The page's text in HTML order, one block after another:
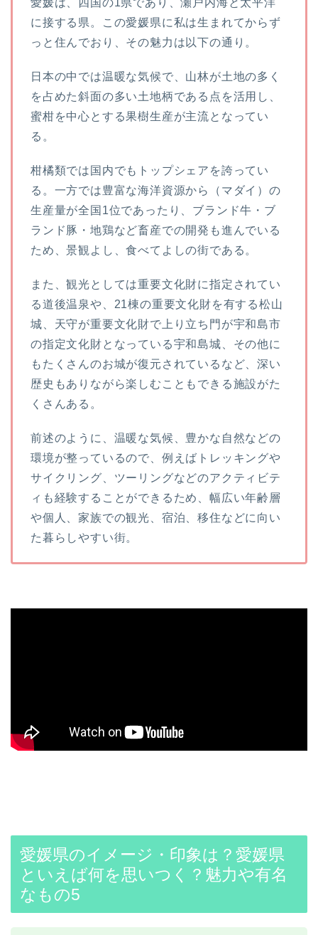
愛媛は、四国の1県であり、瀬戸内海と太平洋
に接する県。この愛媛県に私は生まれてからず
っと住んでおり、その魅力は以下の通り。
日本の中では温暖な気候で、山林が土地の多く
を占めた斜面の多い土地柄である点を活用し、
蜜柑を中心とする果樹生産が主流となってい
る。
柑橘類では国内でもトップシェアを誇ってい
る。一方では豊富な海洋資源から（マダイ）の
生産量が全国1位であったり、ブランド牛・ブ
ランド豚・地鶏など畜産での開発も進んでいる
ため、景観よし、食べてよしの街である。
また、観光としては重要文化財に指定されてい
る道後温泉や、21棟の重要文化財を有する松山
城、天守が重要文化財で上り立ち門が宇和島市
の指定文化財となっている宇和島城、その他に
もたくさんのお城が復元されているなど、深い
歴史もありながら楽しむこともできる施設がた
くさんある。
前述のように、温暖な気候、豊かな自然などの
環境が整っているので、例えばトレッキングや
サイクリング、ツーリングなどのアクティビテ
ィも経験することができるため、幅広い年齢層
や個人、家族での観光、宿泊、移住などに向い
た暮らしやすい街。
愛媛県のイメージ・印象は？愛媛県
といえば何を思いつく？魅力や有名
なもの5